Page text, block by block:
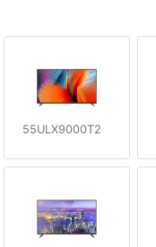
55ULX9000T2